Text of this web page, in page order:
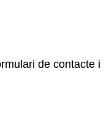
de contacte i